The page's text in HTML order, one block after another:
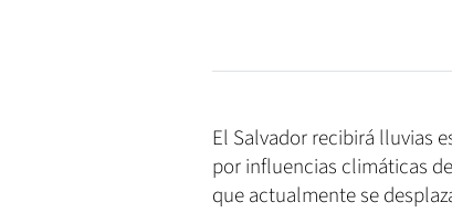
El Salvador recibirá lluvias
por influencias climáticas
que actualmente se